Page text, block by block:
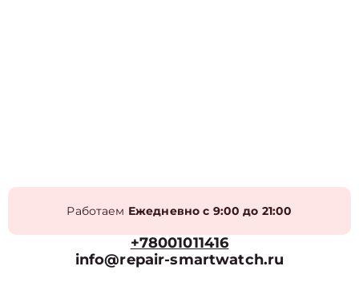
Работаем Ежедневно с 9:00 до 21:00
+78001011416
info@repair-smartwatch.ru